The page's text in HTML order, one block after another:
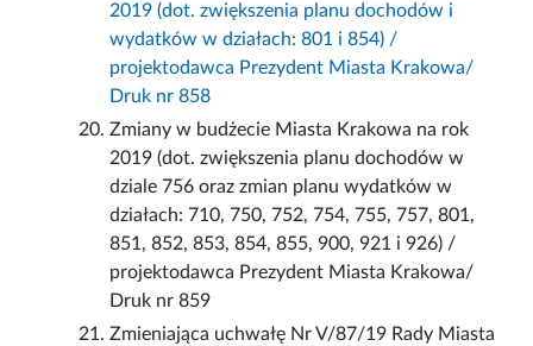
2019 (dot. zwiększenia planu dochodów i
wydatków w działach: 801 i 854) /
projektodawca Prezydent Miasta Krakowa/
Druk nr 858
Zmiany w budżecie Miasta Krakowa na rok
2019 (dot. zwiększenia planu dochodów w
dziale 756 oraz zmian planu wydatków w
działach: 710, 750, 752, 754, 755, 757, 801,
851, 852, 853, 854, 855, 900, 921 i 926) /
projektodawca Prezydent Miasta Krakowa/
Druk nr 859
Zmieniająca uchwałę Nr V/87/19 Rady Miasta